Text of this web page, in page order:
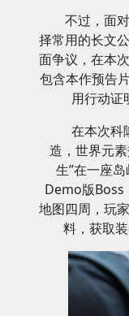
不过，面
择常用的长文
面争议，在本
包含本作预告
用行动证
在本次科
造，世界元
生”在一座
Demo版Boss
地图四周，玩
料，获取